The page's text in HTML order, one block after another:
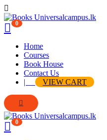
0
Home
Courses
Book House
Contact Us
|
VIEW CART
0